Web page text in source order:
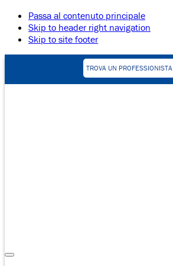
Passa al contenuto principale
Skip to header right navigation
Skip to site footer
TROVA UN PROFESSIONISTA
Collaborativa
Menu